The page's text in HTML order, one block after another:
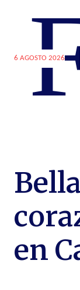
6 AGOSTO 2026
en